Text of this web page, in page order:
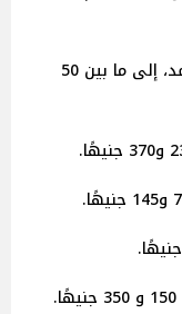
المجمد، إلى ما بين 50